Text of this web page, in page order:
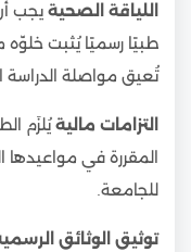
اللياقة الصحية يجب
طبيًا رسميًا يُثبت
تُعيق مواصلة الدراسة
التزامات ماليةيُلزَم
المقررة في مواعيدها
للجامعة.
توثيق الوثائق